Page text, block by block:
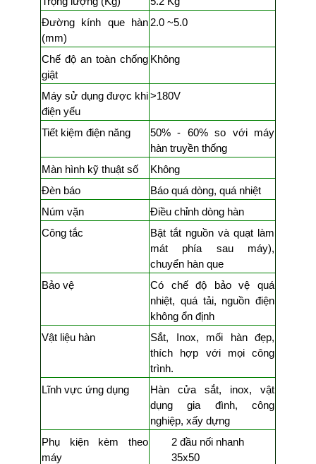
Đường kính que hàn
(mm)
2.0 ~5.0
Chế độ an toàn chống
giật
Không
Máy sử dụng được khi
điện yếu
>180V
Tiết kiệm điện năng
50% - 60% so với máy
hàn truyền thống
Màn hình kỹ thuật số
Không
Đèn báo
Báo quá dòng, quá nhiệt
Núm vặn
Điều chỉnh dòng hàn
Công tắc
Bật tắt nguồn và quạt làm
mát phía sau máy),
chuyển hàn que
Bảo vệ
Có chế độ bảo vệ quá
nhiệt, quá tải, nguồn điện
không ổn định
Vật liệu hàn
Sắt, Inox, mối hàn đẹp,
thích hợp với mọi công
trình.
Lĩnh vực ứng dụng
Hàn cửa sắt, inox, vật
dụng gia đình, công
nghiệp, xấy dựng
Phụ kiện kèm theo
máy
2 đầu nối nhanh
35x50